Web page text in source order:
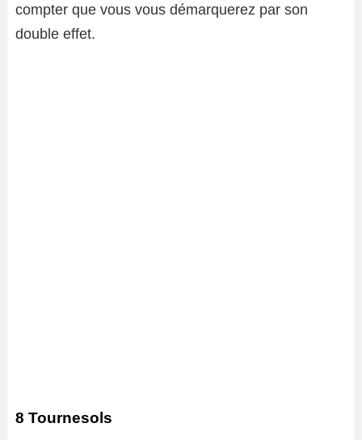
compter que vous vous démarquerez par son
double effet.
8 Tournesols